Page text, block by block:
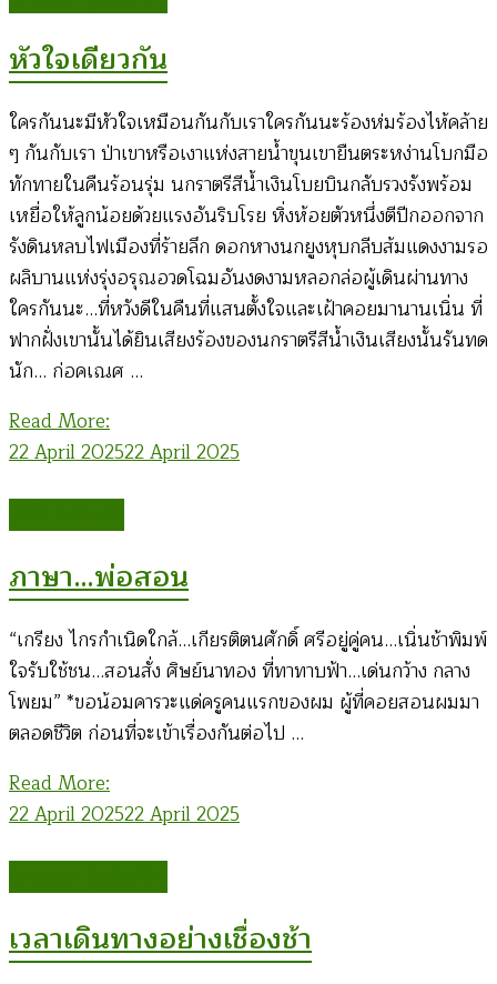
หัวใจเดียวกัน
ใครกันนะมีหัวใจเหมือนกันกับเราใครกันนะร้องห่มร้องไห้คล้าย
ๆ กันกับเรา ป่าเขาหรือเงาแห่งสายน้ำขุนเขายืนตระหง่านโบกมือ
ทักทายในคืนร้อนรุ่ม นกราตรีสีน้ำเงินโบยบินกลับรวงรังพร้อม
เหยื่อให้ลูกน้อยด้วยแรงอันริบโรย หิ่งห้อยตัวหนึ่งตีปีกออกจาก
รังดินหลบไฟเมืองที่ร้ายลึก ดอกหางนกยูงหุบกลีบส้มแดงงามรอ
ผลิบานแห่งรุ่งอรุณอวดโฉมอันงดงามหลอกล่อผู้เดินผ่านทาง
ใครกันนะ…ที่หวังดีในคืนที่แสนตั้งใจและเฝ้าคอยมานานเนิ่น ที่
ฟากฝั่งเขานั้นได้ยินเสียงร้องของนกราตรีสีน้ำเงินเสียงนั้นรันทด
นัก… ก่อคเณศ …
Read More:
22 April 202522 April 2025
ภาษา…พ่อสอน
“เกรียง ไกรกำเนิดใกล้…เกียรติตนศักดิ์ ศรีอยู่คู่คน…เนิ่นช้าพิมพ์
ใจรับใช้ชน…สอนสั่ง ศิษย์นาทอง ที่ทาทาบฟ้า…เด่นกว้าง กลาง
โพยม” *ขอน้อมคารวะแด่ครูคนแรกของผม ผู้ที่คอยสอนผมมา
ตลอดชีวิต ก่อนที่จะเข้าเรื่องกันต่อไป …
Read More:
22 April 202522 April 2025
เวลาเดินทางอย่างเชื่องช้า